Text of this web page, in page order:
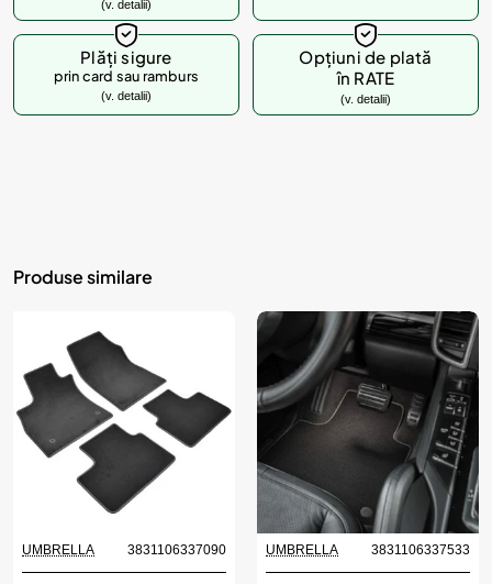
(v. detalii)
Plăți sigure
prin card sau ramburs
(v. detalii)
Opțiuni de plată
în RATE
(v. detalii)
Produse similare
UMBRELLA 3831106337090 UMBRELLA 3831106337533